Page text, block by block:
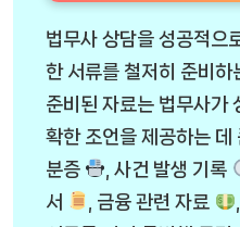
법무사 상담을 성공적으
한 서류를 철저히 준비하
준비된 자료는 법무사가
확한 조언을 제공하는 데
분증
, 사건 발생 기록
서
, 금융 관련 자료